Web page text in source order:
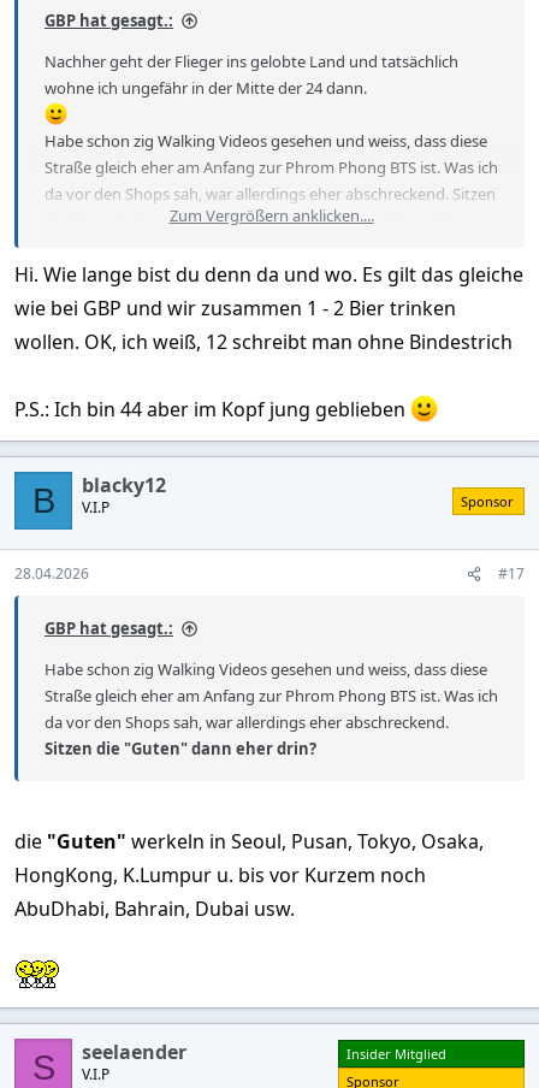
GBP hat gesagt.:
Nachher geht der Flieger ins gelobte Land und tatsächlich
wohne ich ungefähr in der Mitte der 24 dann.
Habe schon zig Walking Videos gesehen und weiss, dass diese
Straße gleich eher am Anfang zur Phrom Phong BTS ist. Was ich
da vor den Shops sah, war allerdings eher abschreckend. Sitzen
die "Guten" dann eher drin? Oder abhängig von Uhrzeit?
Zum Vergrößern anklicken....
Hi. Wie lange bist du denn da und wo. Es gilt das gleiche
wie bei GBP und wir zusammen 1 - 2 Bier trinken
wollen. OK, ich weiß, 12 schreibt man ohne Bindestrich
P.S.: Ich bin 44 aber im Kopf jung geblieben
B blacky12
V.I.P Sponsor
28.04.2026 #17
GBP hat gesagt.:
Habe schon zig Walking Videos gesehen und weiss, dass diese
Straße gleich eher am Anfang zur Phrom Phong BTS ist. Was ich
da vor den Shops sah, war allerdings eher abschreckend.
Sitzen die "Guten" dann eher drin?
die "Guten" werkeln in Seoul, Pusan, Tokyo, Osaka,
HongKong, K.Lumpur u. bis vor Kurzem noch
AbuDhabi, Bahrain, Dubai usw.
S seelaender
V.I.P
Insider Mitglied
Sponsor